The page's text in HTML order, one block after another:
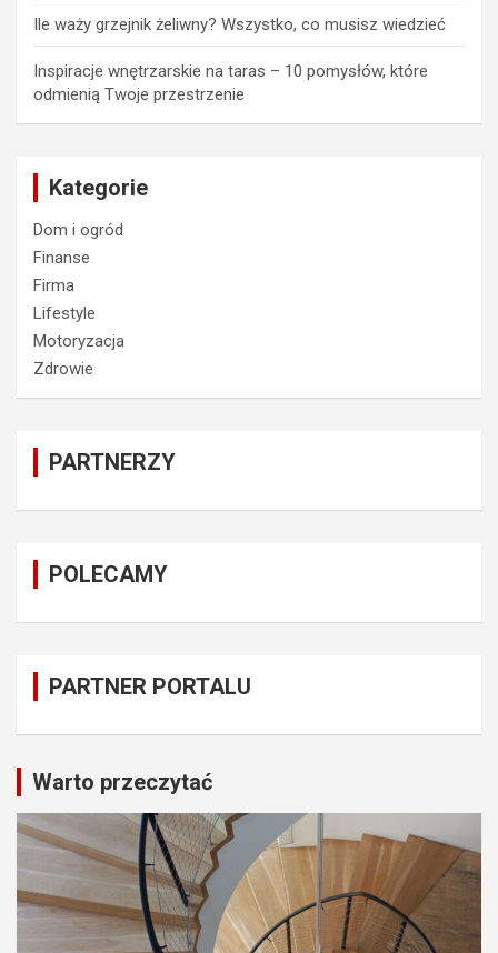
Ile waży grzejnik żeliwny? Wszystko, co musisz wiedzieć
Inspiracje wnętrzarskie na taras – 10 pomysłów, które
odmienią Twoje przestrzenie
Kategorie
Dom i ogród
Finanse
Firma
Lifestyle
Motoryzacja
Zdrowie
PARTNERZY
POLECAMY
PARTNER PORTALU
Warto przeczytać